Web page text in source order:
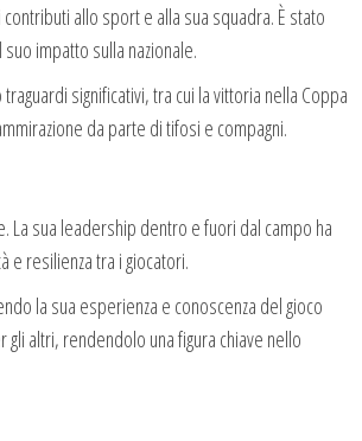
allo sport e alla sua squadra. È stato
impatto sulla nazionale.
significativi, tra cui la vittoria nella Coppa
da parte di tifosi e compagni.
La sua leadership dentro e fuori dal campo ha
e resilienza tra i giocatori.
la sua esperienza e conoscenza del gioco
altri, rendendolo una figura chiave nello